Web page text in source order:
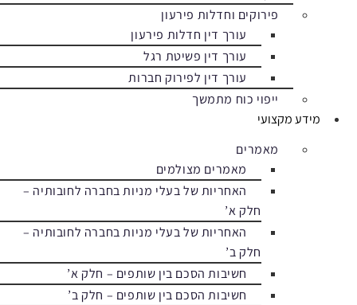
פירוקים וחדלות פירעון
עורך דין חדלות פירעון
עורך דין פשיטת רגל
עורך דין לפירוק חברות
ייפוי כוח מתמשך
מידע מקצועי
מאמרים
מאמרים מצולמים
האחריות של בעלי מניות בחברה לחובותיה –
חלק א’
האחריות של בעלי מניות בחברה לחובותיה –
חלק ב’
חשיבות הסכם בין שותפים – חלק א’
חשיבות הסכם בין שותפים – חלק ב’